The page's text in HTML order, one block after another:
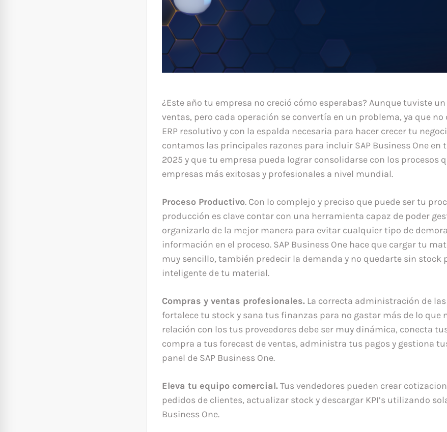
¿Este año tu empresa no creció cómo esperabas? Aunque tuviste
ventas, pero cada operación se convertía en un problema, ya que
ERP resolutivo y con la espalda necesaria para hacer crecer tu
contamos las principales razones para incluir SAP Business One en
2025 y que tu empresa pueda lograr consolidarse con los procesos
empresas más exitosas y profesionales a nivel mundial.
Proceso Productivo. Con lo complejo y preciso que puede ser tu
producción es clave contar con una herramienta capaz de poder
organizarlo de la mejor manera para evitar cualquier tipo de
información en el proceso. SAP Business One hace que cargar tu
muy sencillo, también predecir la demanda y no quedarte sin stock
inteligente de tu material.
Compras y ventas profesionales. La correcta administración de
fortalece tu stock y sana tus finanzas para no gastar más de lo que
relación con los tus proveedores debe ser muy dinámica, conecta
compra a tus forecast de ventas, administra tus pagos y gestiona
panel de SAP Business One.
Eleva tu equipo comercial.Tus vendedores pueden crear
pedidos de clientes, actualizar stock y descargar KPI’s utilizando
Business One.